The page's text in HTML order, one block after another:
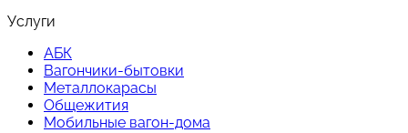
Услуги
АБК
Вагончики-бытовки
Металлокарасы
Общежития
Мобильные вагон-дома